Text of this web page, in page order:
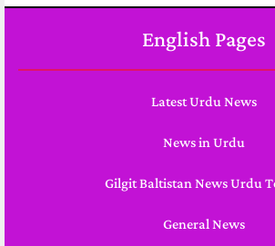
English Pages
Latest Urdu News
News in Urdu
Gilgit Baltistan News Urdu
General News